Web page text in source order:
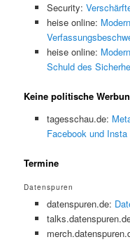
Security:
heise online:
heise online:
Schuld des
Keine politische
tagesschau.de:
Facebook und Insta
Termine
Datenspuren
datenspuren.de: